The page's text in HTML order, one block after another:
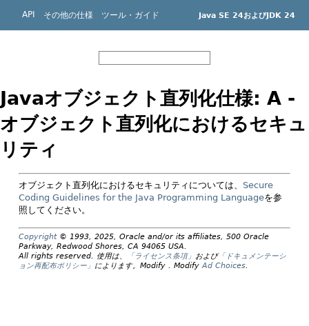
Java SE 24およびJDK 24
API その他の仕様 ツール・ガイド
Javaオブジェクト直列化仕様: A -
オブジェクト直列化におけるセキュ
リティ
オブジェクト直列化におけるセキュリティについては、 Secure
Coding Guidelines for the Java Programming Languageを参
照してください。
Copyright© 1993, 2025, Oracle and/or its affiliates, 500 Oracle
Parkway, Redwood Shores, CA 94065 USA.
All rights reserved. 使用は、 「ライセンス条項」 および「ドキュメンテーシ
ョン再配布ポリシー」 によります。 Modify . ModifyAd Choices.